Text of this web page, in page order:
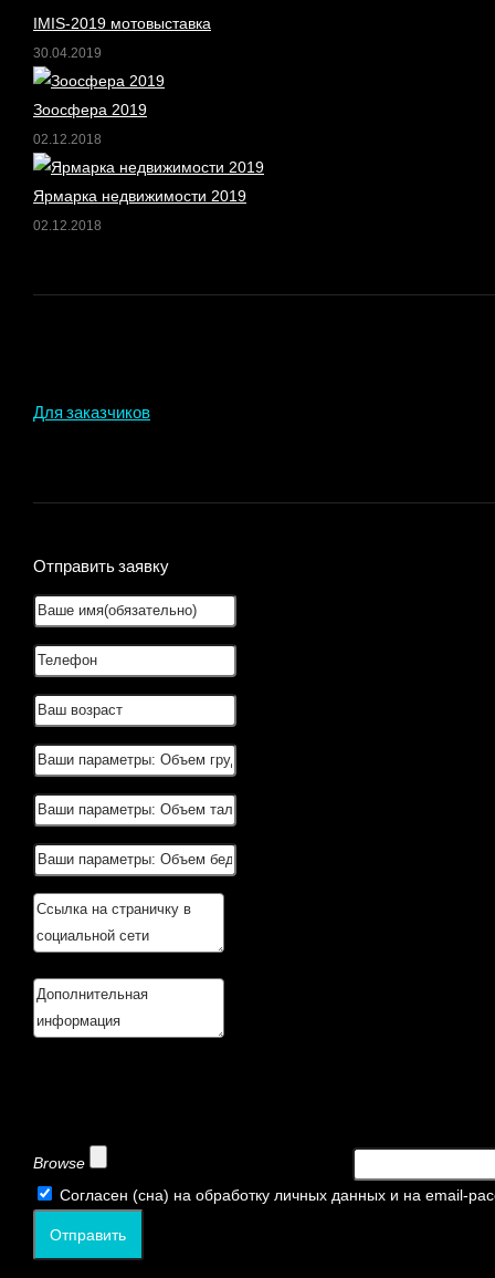
IMIS-2019 мотовыставка
30.04.2019
Зоосфера 2019
02.12.2018
Ярмарка недвижимости 2019
02.12.2018
Для заказчиков
Отправить заявку
Browse
Согласен (сна) на обработку личных данных и на email-
Отправить